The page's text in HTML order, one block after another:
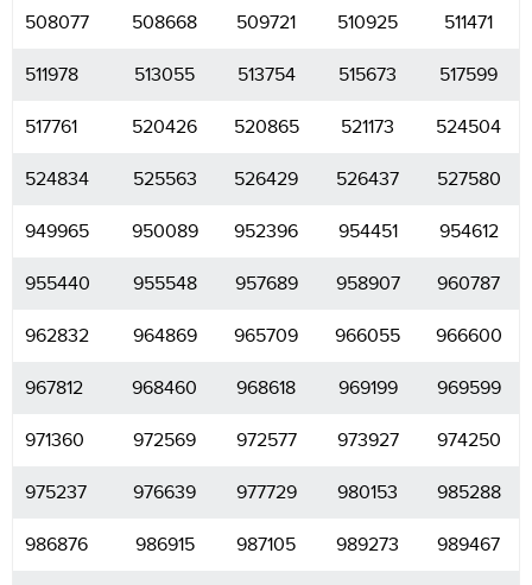
508077 508668 509721 510925 511471
511978 513055 513754 515673 517599
517761 520426 520865 521173 524504
524834 525563 526429 526437 527580
949965 950089 952396 954451 954612
955440 955548 957689 958907 960787
962832 964869 965709 966055 966600
967812 968460 968618 969199 969599
971360 972569 972577 973927 974250
975237 976639 977729 980153 985288
986876 986915 987105 989273 989467